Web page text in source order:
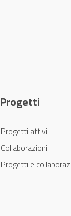
Progetti
Progetti attivi
Collaborazioni
Progetti e